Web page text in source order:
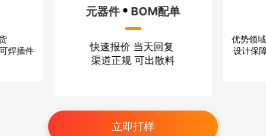
焊插件
元器件 BOM配单
快速报价 当天回复
渠道正规 可出散料
优势领
设计保
立即打样